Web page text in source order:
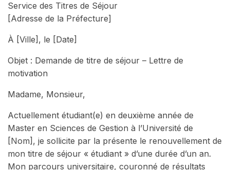
Service des Titres de Séjour
[Adresse de la Préfecture]
À [Ville], le [Date]
Objet : Demande de titre de séjour – Lettre de
motivation
Madame, Monsieur,
Actuellement étudiant(e) en deuxième année de
Master en Sciences de Gestion à l’Université de
[Nom], je sollicite par la présente le renouvellement de
mon titre de séjour « étudiant » d’une durée d’un an.
Mon parcours universitaire, couronné de résultats